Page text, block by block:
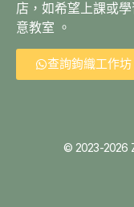
店，如希望上課或
意教室 。
查詢鉤織工作坊
© 2023-2026